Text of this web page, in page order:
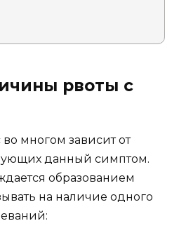
рвоты с
многом зависит от
данный симптом.
образованием
на наличие одного